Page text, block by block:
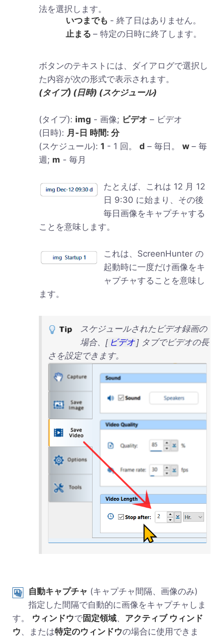
法を選択します。
いつまでも - 終了日はありません。
止まる – 特定の日時に終了します。
ボタンのテキストには、ダイアログで選択し
た内容が次の形式で表示されます。
(タイプ) (日時) (スケジュール)
(タイプ): img - 画像; ビデオ – ビデオ
(日時): 月-日 時間: 分
(スケジュール):1 - 1 回。d – 毎日。w – 毎
週; m - 毎月
たとえば、これは 12 月 12
日 9:30 に始まり、その後
毎日画像をキャプチャする
ことを意味します。
これは、ScreenHunter の
起動時に一度だけ画像をキ
ャプチャすることを意味し
ます。
スケジュールされたビデオ録画の
場合、[ ビデオ ] タブでビデオの長
さを設定できます。
自動キャプチャ (キャプチャ間隔、画像のみ)
指定した間隔で自動的に画像をキャプチャしま
す。 ウィンドウで固定領域、 アクティブ ウィンド
ウ、または特定のウィンドウの場合に使用できま